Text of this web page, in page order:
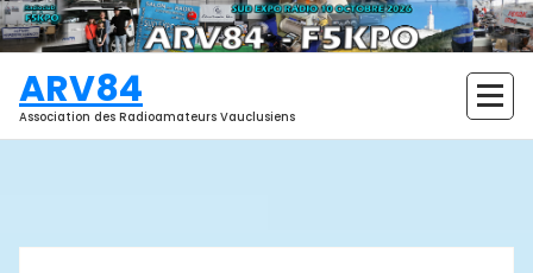
Aller
au
contenu
ARV84
Association des Radioamateurs Vauclusiens